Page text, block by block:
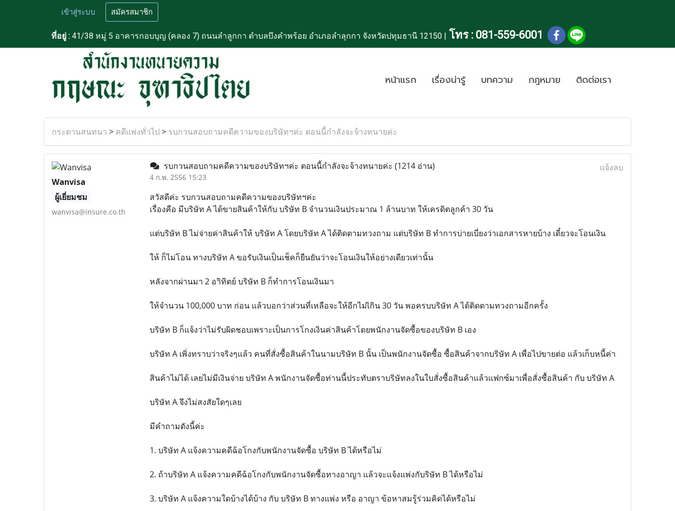
เข้าสู่ระบบ สมัครสมาชิก
ที่อยู่ : 41/38 หมู่ 5 อาคารกอบบุญ (คลอง 7) ถนนลำลูกกา ตำบลบึงคำพร้อย อำเภอลำลุกกา จังหวัดปทุมธานี 12150 | โทร : 081-559-6001
หน้าแรก เรื่องน่ารู้ บทความ กฎหมาย ติดต่อเรา
กระดานสนทนา > คดีแพ่งทั่วไป > รบกวนสอบถามคดีความของบริษัทฯค่ะ ตอนนี้กำลังจะจ้างทนายค่ะ
Wanvisa
ผู้เยี่ยมชม
wanvisa@insure.co.th
รบกวนสอบถามคดีความของบริษัทฯค่ะ ตอนนี้กำลังจะจ้างทนายค่ะ (1214 อ่าน)
4 ก.พ. 2556 15:23
แจ้งลบ
สวัสดีค่ะ รบกวนสอบถามคดีความของบริษัทฯค่ะ
เรื่องคือ มีบริษัท A ได้ขายสินค้าให้กับ บริษัท B จำนวนเงินประมาณ 1 ล้านบาท ให้เครดิตลูกค้า 30 วัน
แต่บริษัท B ไม่จ่ายค่าสินค้าให้ บริษัท A โดยบริษัท A ได้ติดตามทวงถาม แต่บริษัท B ทำการบ่ายเบี่ยงว่าเอกสารหายบ้าง เดี๋ยวจะโอนเงิน
ให้ ก็ไม่โอน ทางบริษัท A ขอรับเงินเป็นเช็คก็ยืนยันว่าจะโอนเงินให้อย่างเดียวเท่านั้น
หลังจากผ่านมา 2 อาิทิตย์ บริษัท B ก็ทำการโอนเงินมา
ให้จำนวน 100,000 บาท ก่อน แล้วบอกว่าส่วนที่เหลือจะให้อีกไม่เิกิน 30 วัน พอครบบริษัท A ได้ติดตามทวงถามอีกครั้ง
บริษัท B ก็แจ้งว่าไม่รับผิดชอบเพราะเป็นการโกงเงินค่าสินค้าโดยพนักงานจัดซื้อของบริษัท B เอง
บริษัท A เพิ่งทราบว่าจริงๆแล้ว คนที่สั่งซื้อสินค้าในนามบริษัท B นั้น เป็นพนักงานจัดซื้อ ซื้อสินค้าจากบริษัท A เพื่อไปขายต่อ แล้วเก็บหนี้ค่า
สินค้าไม่ได้ เลยไม่มีเงินจ่าย บริษัท A พนักงานจัดซื้อท่านนี้ประทับตราบริษัทลงในใบสั่งซื้อสินค้าแล้วแฟกซ์มาเพื่อสั่งซื้อสินค้า กับ บริษัท A
บริษัท A จึงไม่สงสัยใดๆเลย
มีคำถามดังนี้ค่ะ
1. บริษัท A แจ้งความคดีฉ้อโกงกับพนักงานจัดซื้อ บริษัท B ได้หรือไม่
2. ถ้าบริษัท A แจ้งความคดีฉ้อโกงกับพนักงานจัดซื้อทางอาญา แล้วจะแจ้งแพ่งกับริษัท B ได้หรือไม่
3. บริษัท A แจ้งความใดบ้างได้บ้าง กับ บริษัท B ทางแพ่ง หรือ อาญา ข้อหาสมรู้ร่วมคิดได้หรือไม่